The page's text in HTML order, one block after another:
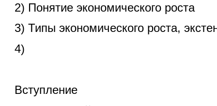
2) Понятие экономического роста
3) Типы экономического роста,
4)
Вступление